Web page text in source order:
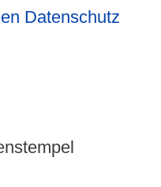
Datenschutz